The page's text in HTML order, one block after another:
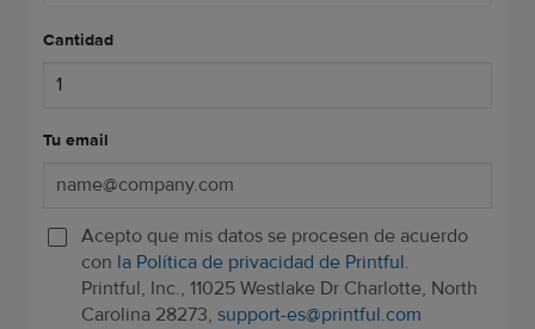
Cantidad
Tu email
Acepto que mis datos se procesen de acuerdo
con la Política de privacidad de Printful.
Printful, Inc., 11025 Westlake Dr Charlotte, North
Carolina 28273, support-es@printful.com